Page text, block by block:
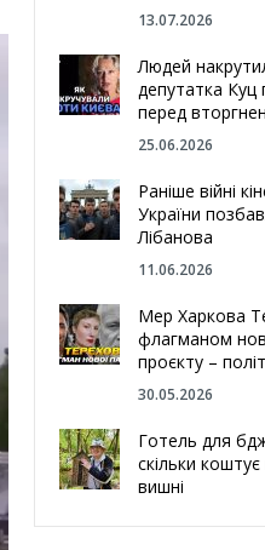
13.07.2026
Людей
депутатка Куц
перед
25.06.2026
Раніше війні
України
Лібанова
11.06.2026
Мер Харкова
флагманом
проєкту –
30.05.2026
Готель для
скільки
вишні